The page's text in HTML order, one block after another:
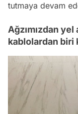
tutmaya devam
Ağzımızdan
kablolardan biri